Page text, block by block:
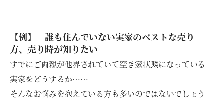
【例】 誰も住んでいない実家のベストな売り
方、売り時が知りたい
すでにご両親が他界されていて空き家状態になっている
実家をどうするか……
そんなお悩みを抱えている方も多いのではないでしょう